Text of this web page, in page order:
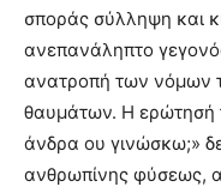
σποράς σύλληψη και
ανεπανάληπτο
ανατροπή των νόμων
θαυμάτων. Η ερώτησή
άνδρα ου γινώσκω;»
ανθρωπίνης φύσεως,